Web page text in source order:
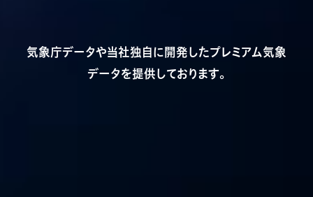
気象庁データや当社独自に開発したプレミアム気象
データを提供しております。